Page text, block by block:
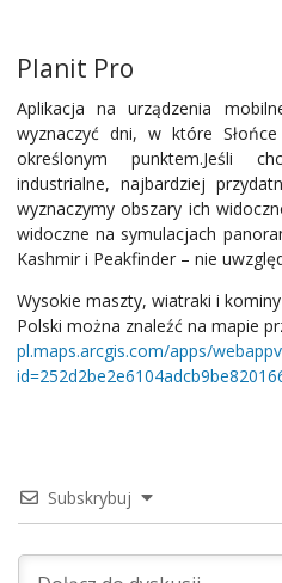
Planit Pro
Aplikacja na urządzenia
wyznaczyć dni, w które
określonym punktem.Jeśli
industrialne, najbardziej
wyznaczymy obszary ich
widoczne na symulacjach
Kashmir i Peakfinder – nie
Wysokie maszty, wiatraki i
Polski można znaleźć na mapie
pl.maps.arcgis.com/apps/
Subskrybuj